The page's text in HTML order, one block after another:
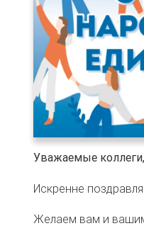
Уважаемые
Искренне
Желаем вам и вашим